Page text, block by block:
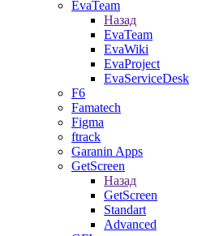
EvaTeam
Назад
EvaTeam
EvaWiki
EvaProject
EvaServiceDesk
F6
Famatech
Figma
ftrack
Garanin Apps
GetScreen
Назад
GetScreen
Standart
Advanced